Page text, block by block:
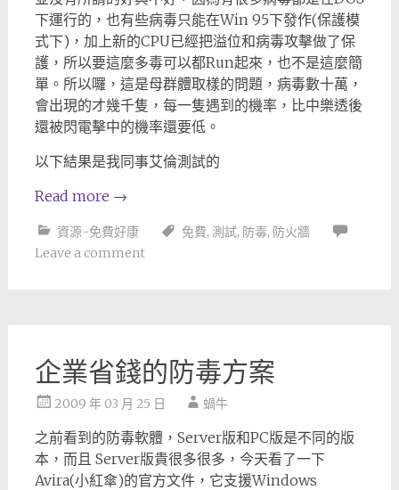
下運行的，也有些病毒只能在Win 95下發作(保護模
式下)，加上新的CPU已經把溢位和病毒攻擊做了保
護，所以要這麼多毒可以都Run起來，也不是這麼簡
單。所以囉，這是母群體取樣的問題，病毒數十萬，
會出現的才幾千隻，每一隻遇到的機率，比中樂透後
還被閃電擊中的機率還要低。
以下結果是我同事艾倫測試的
Read more →
資源-免費好康 免費, 測試, 防毒, 防火牆
Leave a comment
企業省錢的防毒方案
2009 年 03 月 25 日 蝸牛
之前看到的防毒軟體，Server版和PC版是不同的版
本，而且 Server版貴很多很多，今天看了一下
Avira(小紅傘)的官方文件，它支援Windows